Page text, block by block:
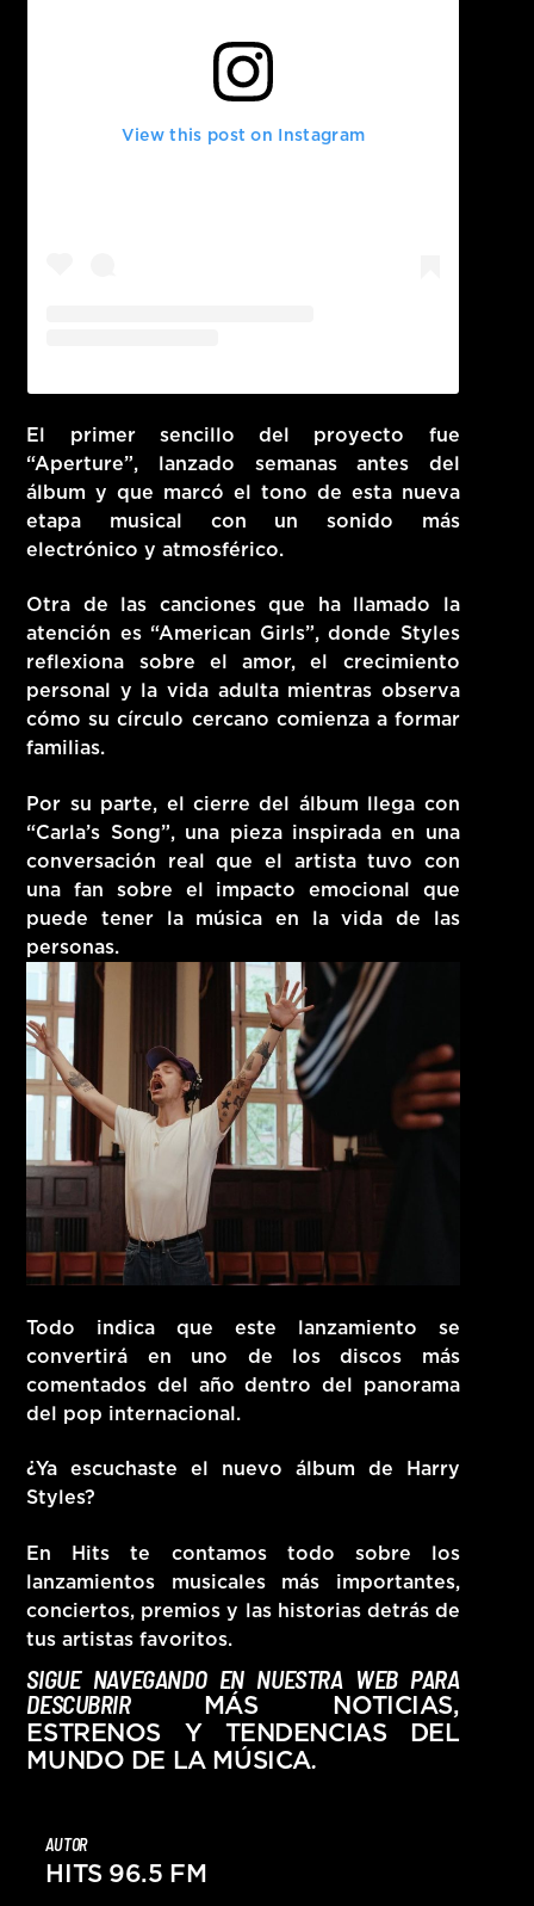
View this post on Instagram
El primer sencillo del proyecto fue
“Aperture”, lanzado semanas antes del
álbum y que marcó el tono de esta nueva
etapa musical con un sonido más
electrónico y atmosférico.
Otra de las canciones que ha llamado la
atención es “American Girls”, donde Styles
reflexiona sobre el amor, el crecimiento
personal y la vida adulta mientras observa
cómo su círculo cercano comienza a formar
familias.
Por su parte, el cierre del álbum llega con
“Carla’s Song”, una pieza inspirada en una
conversación real que el artista tuvo con
una fan sobre el impacto emocional que
puede tener la música en la vida de las
personas.
Todo indica que este lanzamiento se
convertirá en uno de los discos más
comentados del año dentro del panorama
del pop internacional.
¿Ya escuchaste el nuevo álbum de Harry
Styles?
En Hits te contamos todo sobre los
lanzamientos musicales más importantes,
conciertos, premios y las historias detrás de
tus artistas favoritos.
SIGUE NAVEGANDO EN NUESTRA WEB PARA
DESCUBRIR
MÁS NOTICIAS,
ESTRENOS Y TENDENCIAS DEL
MUNDO DE LA MÚSICA.
AUTOR
HITS 96.5 FM